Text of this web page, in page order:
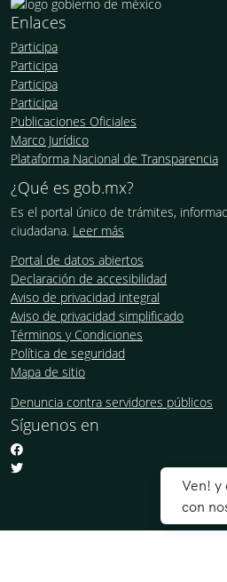
Ven! y
con
Enlaces
Participa
Participa
Participa
Participa
Publicaciones Oficiales
Marco Jurídico
Plataforma Nacional de Transparencia
¿Qué es gob.mx?
Es el portal único de trámites,
ciudadana. Leer más
Portal de datos abiertos
Declaración de accesibilidad
Aviso de privacidad integral
Aviso de privacidad simplificado
Términos y Condiciones
Política de seguridad
Mapa de sitio
Denuncia contra servidores públicos
Síguenos en